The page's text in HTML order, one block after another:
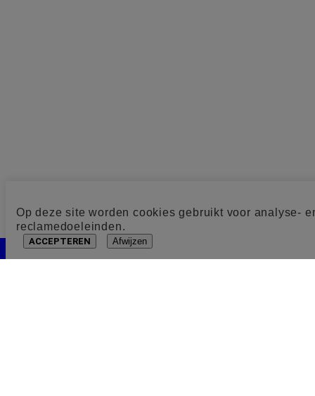
Op deze site worden cookies gebruikt voor analyse-
reclamedoeleinden.
ACCEPTEREN Afwijzen
Cookie toestemming